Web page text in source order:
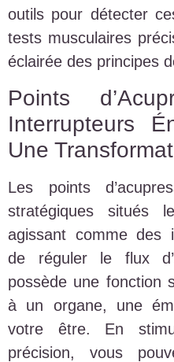
outils pour détecter
tests musculaires
éclairée des principes
Points
Interrupteurs
Une
Les points
stratégiques situés
agissant comme des
de réguler le flux
possède une fonction
à un organe, une
votre être. En
précision, vous